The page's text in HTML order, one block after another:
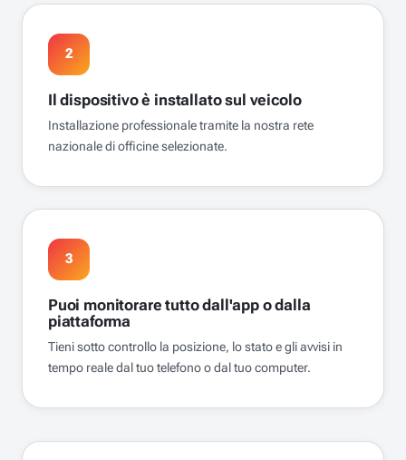
2
Il dispositivo è installato sul veicolo
Installazione professionale tramite la nostra rete
nazionale di officine selezionate.
3
Puoi monitorare tutto dall'app o dalla
piattaforma
Tieni sotto controllo la posizione, lo stato e gli avvisi in
tempo reale dal tuo telefono o dal tuo computer.